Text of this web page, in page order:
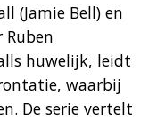
(Jamie Bell) en
Ruben
huwelijk, leidt
waarbij
De serie vertelt